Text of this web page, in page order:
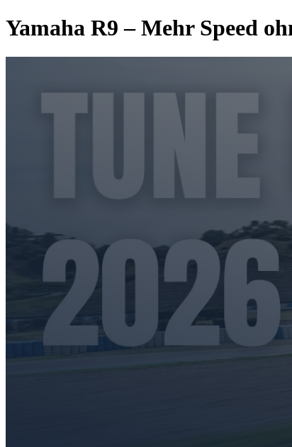
Yamaha R9 – Mehr Speed